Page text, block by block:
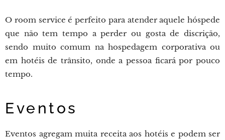
O room service é perfeito para atender aquele hóspede
que não tem tempo a perder ou gosta de discrição,
sendo muito comum na hospedagem corporativa ou
em hotéis de trânsito, onde a pessoa ficará por pouco
tempo.
Eventos
Eventos agregam muita receita aos hotéis e podem ser